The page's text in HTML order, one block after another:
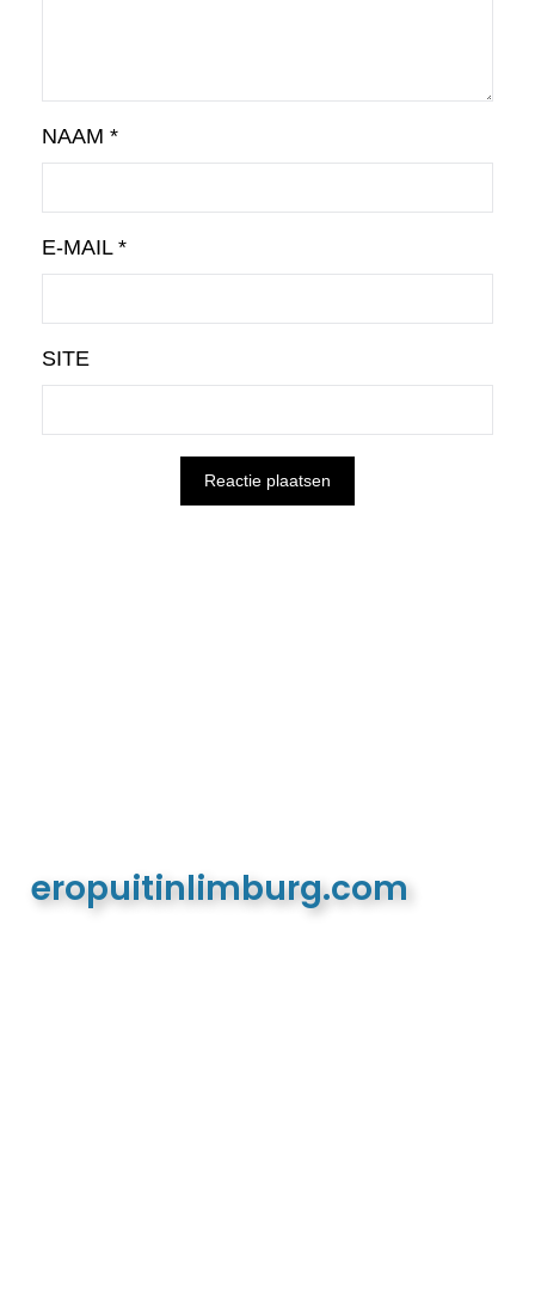
NAAM *
E-MAIL *
SITE
eropuitinlimburg.com